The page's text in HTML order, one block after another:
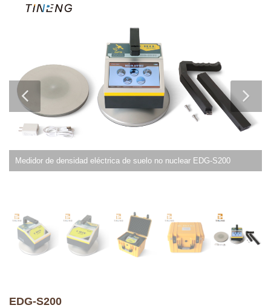
Medidor de densidad eléctrica de suelo no nuclear EDG-S200
EDG-S200